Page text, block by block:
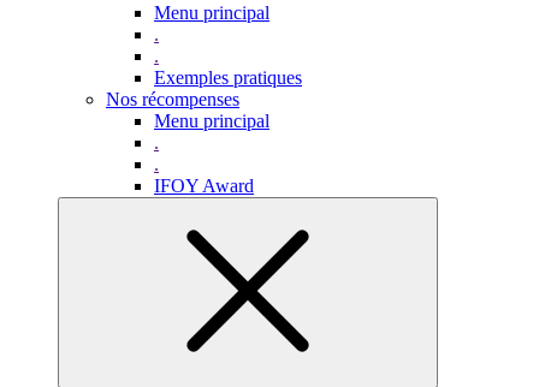
Menu principal
.
.
Exemples pratiques
Nos récompenses
Menu principal
.
.
IFOY Award